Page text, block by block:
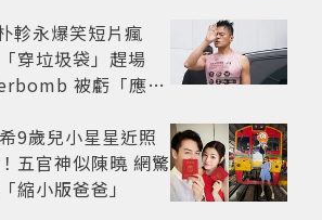
軫永爆笑短片瘋
穿垃圾袋」趕場
被虧「應該
9歲兒小星星近照
五官神似陳曉 網驚
縮小版爸爸」